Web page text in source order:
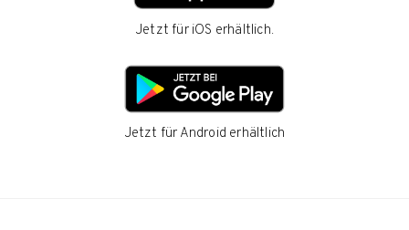
Jetzt für iOS erhältlich.
Jetzt für Android erhältlich